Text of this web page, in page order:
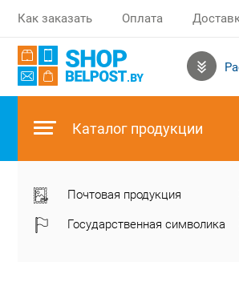
Как заказать Оплата
Каталог продукции
Почтовая продукция
Государственная символика